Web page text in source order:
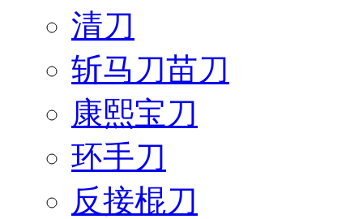
清刀
斩马刀苗刀
康熙宝刀
环手刀
反接棍刀